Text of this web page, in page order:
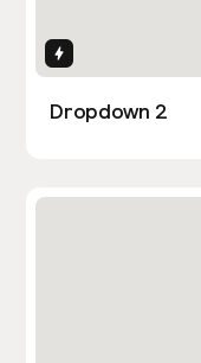
Dropdown 2